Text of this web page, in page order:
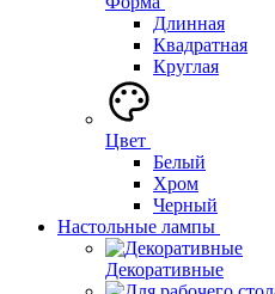
Длинная
Квадратная
Круглая
Цвет
Белый
Хром
Черный
Настольные лампы
Декоративные